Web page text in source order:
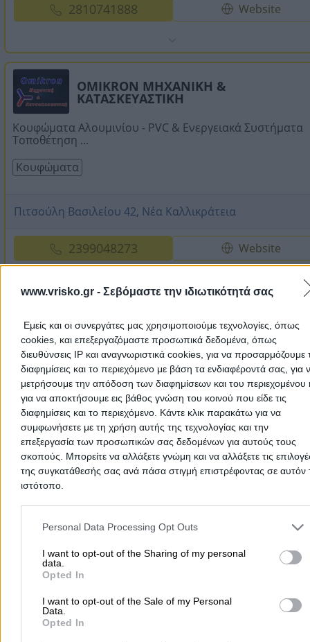
www.vrisko.gr - Σεβόμαστε την ιδιωτικότητά σας
Εμείς και οι συνεργάτες μας χρησιμοποιούμε τεχνολογίες, όπως
cookies, και επεξεργαζόμαστε προσωπικά δεδομένα, όπως
διευθύνσεις IP και αναγνωριστικά cookies, για να προσαρμόζουμε
διαφημίσεις και το περιεχόμενο με βάση τα ενδιαφέροντά σας, για
μετρήσουμε την απόδοση των διαφημίσεων και του περιεχομένου
για να αποκτήσουμε εις βάθος γνώση του κοινού που είδε τις
διαφημίσεις και το περιεχόμενο. Κάντε κλικ παρακάτω για να
συμφωνήσετε με τη χρήση αυτής της τεχνολογίας και την
επεξεργασία των προσωπικών σας δεδομένων για αυτούς τους
σκοπούς. Μπορείτε να αλλάξετε γνώμη και να αλλάξετε τις
της συγκατάθεσής σας ανά πάσα στιγμή επιστρέφοντας σε αυτόν
ιστότοπο.
Please note that this website/app uses one or more Google
and may gather and store information including but not limited to
to Google and its third-party tags to use your data for below
purposes in below Google consent section.
Personal Data Processing Opt Outs
I want to opt-out of the Sharing of my personal
data.
Opted In
I want to opt-out of the Sale of my Personal
Data.
Opted In
2810741888 Website
OMIKRON ΜΗΧΑΝΙΚΗ &
ΚΑΤΑΣΚΕΥΑΣΤΙΚΗ
Κουφώματα Αλουμινίου - PVC & Ενεργειακά Συστήματα
Τοποθέτηση ...
Κουφώματα
Πιτσούλη Βασιλείου 42, Νέα Καλλικράτεια
2399048273 Website
ΚΥΡΙΑΖΗΣ – KIRIAZIS BROS
Η Λύση στην Ανακαίνιση
e-shop
Ανακαίνιση - Αναπαλαίωση Κτιρίων
21ο χλμ. Θεσσαλονίκης - Περαίας, Περαία
2392028712 Website
ΔΑΜΙΑΝΑΚΗ ΣΥΝΘΕΤΙΚΑ
Συνθετικά Κουφώματα
Κουφώματα